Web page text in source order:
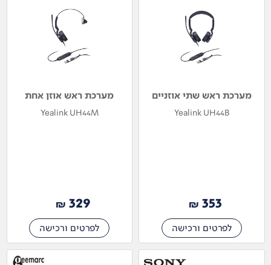
מערכת ראש שתי אוזניים
Yealink UH44B
353
₪
לפרטים ורכישה
מערכת ראש אוזן אחת
Yealink UH44M
329
₪
לפרטים ורכישה